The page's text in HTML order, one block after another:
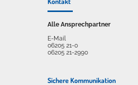
Alle Ansprechpartner
E-Mail
06205 21-0
06205 21-2990
Sichere Kommunikation